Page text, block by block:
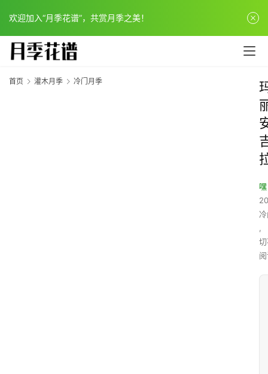
欢迎加入“月季花谱”，共赏月季之美！
首页 灌木月季 冷门月季
,